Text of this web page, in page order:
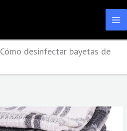
Cómo desinfectar bayetas de